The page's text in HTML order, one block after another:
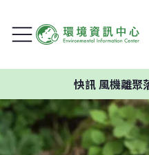
風機離聚落、學校